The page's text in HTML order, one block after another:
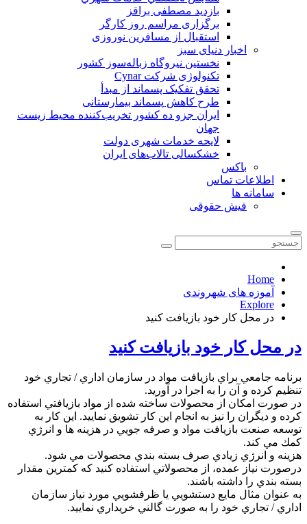
بازدید مصطفی براقز
برگزاری مراسم روز کارگر
استقبال از مسافرین نوروزی
اخبار دنیای سبز
نخستین نیروگاه زباله‌سوز کشور
تکنولوژی شرکت Cynar
تحقق تفکیک پسماند از مبدأ
طرح کاهش پسماند بیمارستانی
ايران جزو ده كشور تخريب‌كننده محيط زيست
جهان
لایحه خدمات شهری دولت
خشکسالی تالاب‌های ایران
باکس
اطلاعات تماس
سامانه ها
فیش حقوقی
Home
آموزه های شهروندی
Explore
در محل کار خود بازیافت کنید
در محل کار خود بازیافت کنید
برنامه جامعي براي بازيافت مواد در سازمان اداري / تجاري خود
تنظيم كرده و آن را به اجرا در آوريد.
در صورت امكان از محصولات ساخته شده از مواد بازيافتي استفاده
كرده و ديگران را نيز به انجام اين كار تشويق نماييد. اين كار به
توسعه صنعت بازيافت مواد و صرفه جويي در هزينه ها و انرژي
كمك مي كند.
هزينه و انرژي زيادي صرف بسته بندي محصولات مي شود.
درصورت نياز عمده، از محصولاتي استفاده كنيد كه كمترين مقدار
بسته بندي را داشته باشند.
به عنوان مثال مايع دستشويي يا ظرفشويي مورد نياز سازمان
اداري / تجاري خود را به صورت گالني خريداري نماييد.